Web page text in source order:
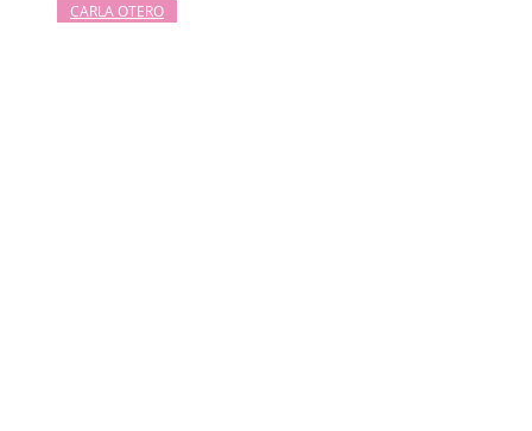
CARLA OTERO